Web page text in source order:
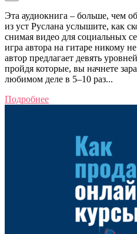
Эта аудиокнига – больше, чем
из уст Руслана услышите, как
снимая видео для социальных
игра автора на гитаре никому
автор предлагает девять
пройдя которые, вы начнете
любимом деле в 5–10 раз...
Подробнее